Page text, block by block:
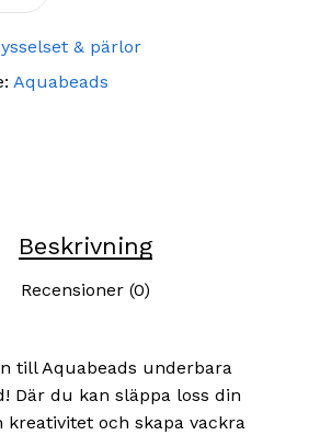
& pärlor
Aquabeads
Beskrivning
Recensioner (0)
till Aquabeads underbara
Där du kan släppa loss din
kreativitet och skapa vackra